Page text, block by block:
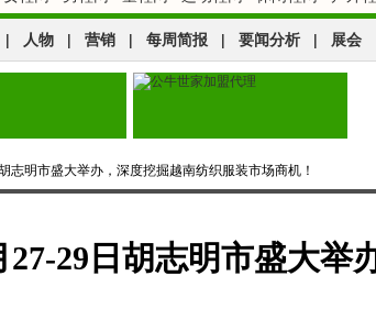
| 人物 | 营销 | 每周简报 | 要闻分析 | 展会
志明市盛大举办，深度挖掘越南纺织服装市场商机！
29日胡志明市盛大举